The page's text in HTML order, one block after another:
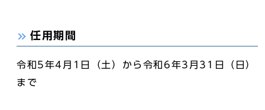
任用期間
令和5年4月1日（土）から令和6年3月31日（日）
まで